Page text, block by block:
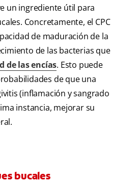
un ingrediente útil para
Concretamente, el CPC
de maduración de la
de las bacterias que
de las encías. Esto puede
de que una
(inflamación y sangrado
instancia, mejorar su
bucales